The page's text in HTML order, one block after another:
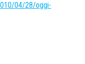
04/28/oggi-